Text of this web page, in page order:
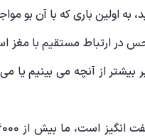
به اولین باری که با آن بو
می کنیم و ما 100 برابر بیشتر